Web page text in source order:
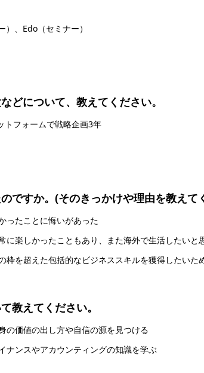
、Edo（セミナー）
どについて、教えてください。
トフォームで戦略企画3年
ですか。(そのきっかけや理由を教えて
ったことに悔いがあった
に楽しかったこともあり、また海外で生活したいと
枠を超えた包括的なビジネススキルを獲得したいた
教えてください。
の価値の出し方や自信の源を見つける
ナンスやアカウンティングの知識を学ぶ